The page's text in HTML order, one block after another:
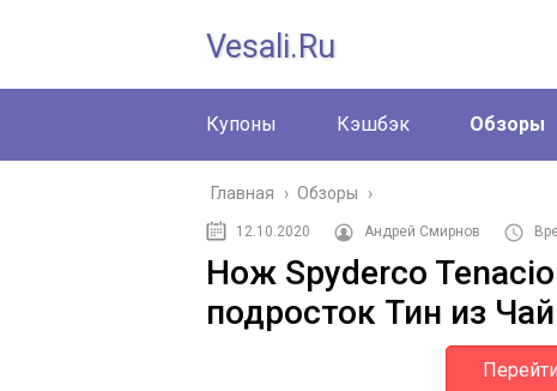
Vesali.ru
Купоны Кэшбэк Обзоры
Главная › Обзоры ›
12.10.2020 Андрей Смирнов
Нож Spyderco
подросток Тин из